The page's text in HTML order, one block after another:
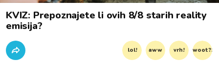
KVIZ: Prepoznajete li ovih 8/8 starih reality
emisija?
lol! aww vrh! woot?!